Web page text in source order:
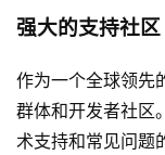
强大的支持社区
作为一个全球领先
群体和开发者社区
术支持和常见问题